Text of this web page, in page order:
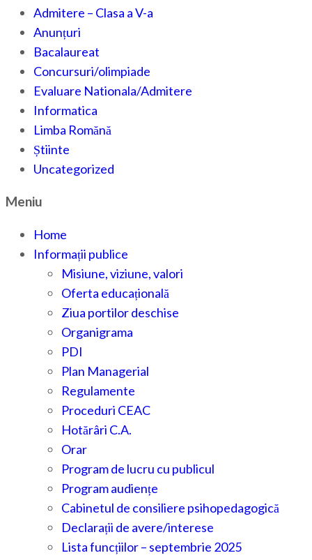
Admitere – Clasa a V-a
Anunțuri
Bacalaureat
Concursuri/olimpiade
Evaluare Nationala/Admitere
Informatica
Limba Romănă
Știinte
Uncategorized
Meniu
Home
Informații publice
Misiune, viziune, valori
Oferta educațională
Ziua portilor deschise
Organigrama
PDI
Plan Managerial
Regulamente
Proceduri CEAC
Hotărâri C.A.
Orar
Program de lucru cu publicul
Program audiențe
Cabinetul de consiliere psihopedagogică
Declarații de avere/interese
Lista funcțiilor – septembrie 2025